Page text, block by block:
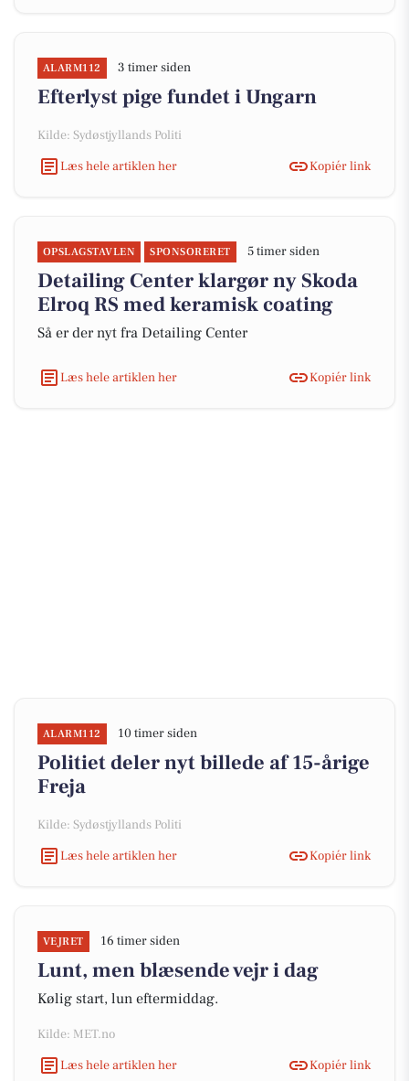
ALARM112 3 timer siden
Efterlyst pige fundet i Ungarn
Kilde: Sydøstjyllands Politi
Læs hele artiklen her
Kopiér link
OPSLAGSTAVLEN SPONSORERET 5 timer siden
Detailing Center klargør ny Skoda
Elroq RS med keramisk coating
Så er der nyt fra Detailing Center
Læs hele artiklen her Kopiér link
ALARM112 10 timer siden
Politiet deler nyt billede af 15-årige
Freja
Kilde: Sydøstjyllands Politi
Læs hele artiklen her
Kopiér link
VEJRET 16 timer siden
Lunt, men blæsende vejr i dag
Kølig start, lun eftermiddag.
Kilde: MET.no
Læs hele artiklen her
Kopiér link